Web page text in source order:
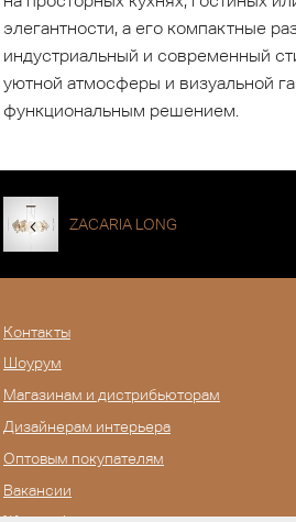
элегантности, а его компактные
индустриальный и современный
уютной атмосферы и визуальной
функциональным решением.
ZACARIA LONG
Контакты
Шоурум
Магазинам и дистрибьюторам
Дизайнерам интерьера
Оптовым покупателям
Вакансии